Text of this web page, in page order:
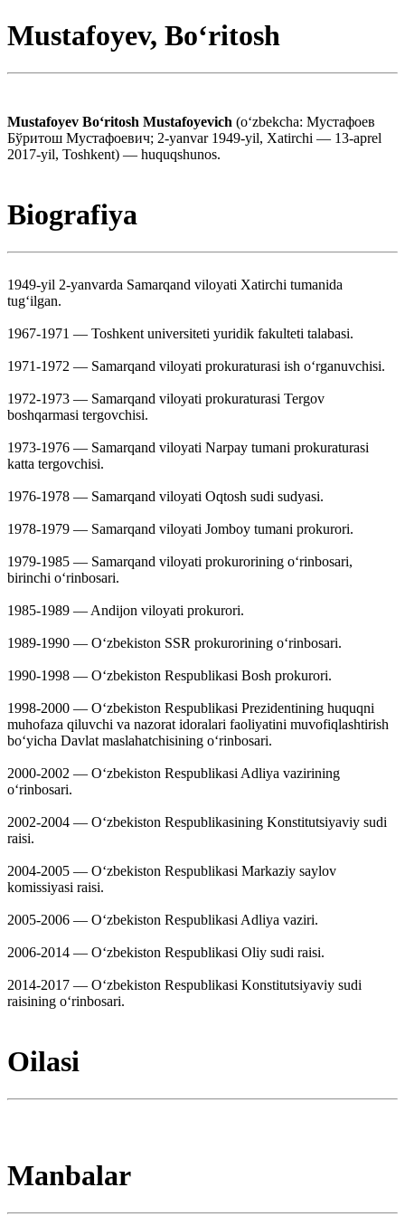
Mustafoyev, Boʻritosh
Mustafoyev Boʻritosh Mustafoyevich (oʻzbekcha: Мустафоев
Бўритош Мустафоевич; 2-yanvar 1949-yil, Xatirchi — 13-aprel
2017-yil, Toshkent) — huquqshunos.
Biografiya
1949-yil 2-yanvarda Samarqand viloyati Xatirchi tumanida
tugʻilgan.
1967-1971 — Toshkent universiteti yuridik fakulteti talabasi.
1971-1972 — Samarqand viloyati prokuraturasi ish oʻrganuvchisi.
1972-1973 — Samarqand viloyati prokuraturasi Tergov
boshqarmasi tergovchisi.
1973-1976 — Samarqand viloyati Narpay tumani prokuraturasi
katta tergovchisi.
1976-1978 — Samarqand viloyati Oqtosh sudi sudyasi.
1978-1979 — Samarqand viloyati Jomboy tumani prokurori.
1979-1985 — Samarqand viloyati prokurorining oʻrinbosari,
birinchi oʻrinbosari.
1985-1989 — Andijon viloyati prokurori.
1989-1990 — Oʻzbekiston SSR prokurorining oʻrinbosari.
1990-1998 — Oʻzbekiston Respublikasi Bosh prokurori.
1998-2000 — Oʻzbekiston Respublikasi Prezidentining huquqni
muhofaza qiluvchi va nazorat idoralari faoliyatini muvofiqlashtirish
boʻyicha Davlat maslahatchisining oʻrinbosari.
2000-2002 — Oʻzbekiston Respublikasi Adliya vazirining
oʻrinbosari.
2002-2004 — Oʻzbekiston Respublikasining Konstitutsiyaviy sudi
raisi.
2004-2005 — Oʻzbеkistоn Rеspublikаsi Markaziy saylov
komissiyasi raisi.
2005-2006 — Oʻzbekiston Respublikasi Adliya vaziri.
2006-2014 — Oʻzbеkiston Rеspublikasi Oliy sudi raisi.
2014-2017 — Oʻzbekiston Respublikasi Konstitutsiyaviy sudi
raisining oʻrinbosari.
Oilasi
Manbalar